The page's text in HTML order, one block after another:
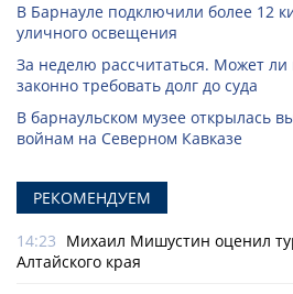
В Барнауле подключили более 12
уличного освещения
За неделю рассчитаться. Может
законно требовать долг до суда
В барнаульском музее открылась
войнам на Северном Кавказе
РЕКОМЕНДУЕМ
14:23 Михаил Мишустин оценил
Алтайского края